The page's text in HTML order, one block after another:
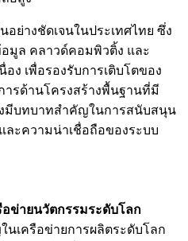
ย่างชัดเจนในประเทศไทย ซึ่ง
มูล คลาวด์คอมพิวติ้ง และ
ง เพื่อรองรับการเติบโตของ
ารด้านโครงสร้างพื้นฐานที่มี
มีบทบาทสำคัญในการสนับสนุน
ะความน่าเชื่อถือของระบบ
ข่ายนวัตกรรมระดับโลก
เครือข่ายการผลิตระดับโลก